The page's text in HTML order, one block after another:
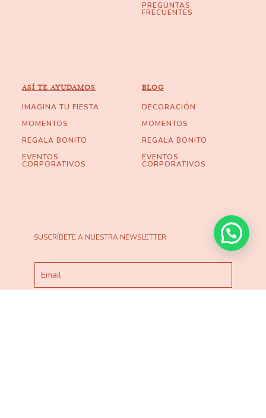
PREGUNTAS
FRECUENTES
ASÍ TE AYUDAMOS
IMAGINA TU FIESTA
MOMENTOS
REGALA BONITO
EVENTOS
CORPORATIVOS
BLOG
DECORACIÓN
MOMENTOS
REGALA BONITO
EVENTOS
CORPORATIVOS
SUSCRÍBETE A NUESTRA NEWSLETTER